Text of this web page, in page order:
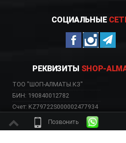
Позвонить
СОЦИАЛЬНЫЕ
РЕКВИЗИТЫ SHOP-
ТОО "ШОП-АЛМАТЫ.КЗ"
БИН: 190840012782
Счет: KZ79722S000002477934
Банк: АО «Kaspi Bank»
БИК: CASPKZKA